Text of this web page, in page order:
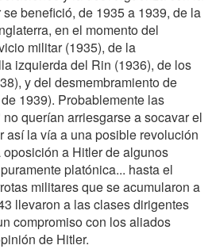
benefició, de 1935 a 1939, de la
en el momento del
militar (1935), de la
izquierda del Rin (1936), de los
y del desmembramiento de
1939). Probablemente las
querían arriesgarse a socavar el
así la vía a una posible revolución
a Hitler de algunos
platónica... hasta el
militares que se acumularon a
llevaron a las clases dirigentes
compromiso con los aliados
de Hitler.